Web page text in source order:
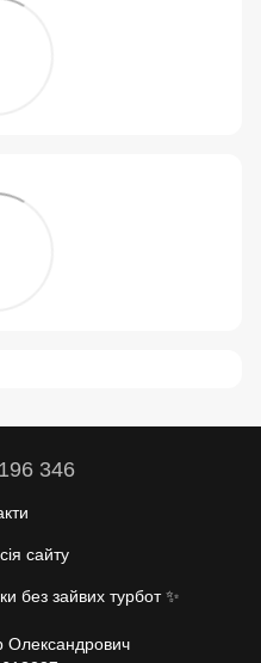
346
сайту
без зайвих турбот ✨
Олександрович